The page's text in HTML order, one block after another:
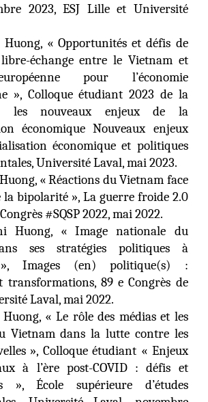
2023, ESJ Lille et Université
« Opportunités et défis de
libre-échange entre le Vietnam et
pour l’économie
», Colloque étudiant 2023 de la
les nouveaux enjeux de la
économique Nouveaux enjeux
économique et politiques
Université Laval, mai 2023.
« Réactions du Vietnam face
bipolarité », La guerre froide 2.0
#SQSP 2022, mai 2022.
Huong, « Image nationale du
ses stratégies politiques à
», Images (en) politique(s) :
transformations, 89 e Congrès de
Laval, mai 2022.
« Le rôle des médias et les
Vietnam dans la lutte contre les
», Colloque étudiant « Enjeux
à l’ère post-COVID : défis et
», École supérieure d’études